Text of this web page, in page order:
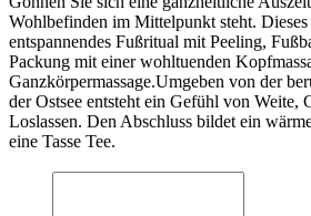
Wohlbefinden im Mittelpunkt steht.
entspannendes Fußritual mit Peeling,
Packung mit einer wohltuenden
Ganzkörpermassage.Umgeben von der
der Ostsee entsteht ein Gefühl von Weite,
Loslassen. Den Abschluss bildet ein
eine Tasse Tee.